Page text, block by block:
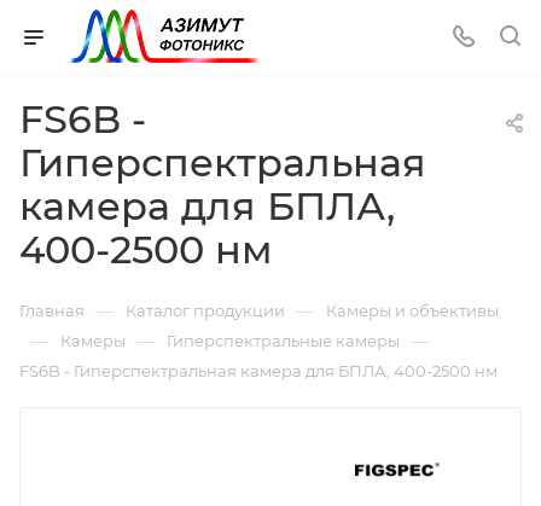
FS6B -
Гиперспектральная
камера для БПЛА,
400-2500 нм
Главная — Каталог продукции — Камеры и объективы
— Камеры — Гиперспектральные камеры —
FS6B - Гиперспектральная камера для БПЛА, 400-2500 нм